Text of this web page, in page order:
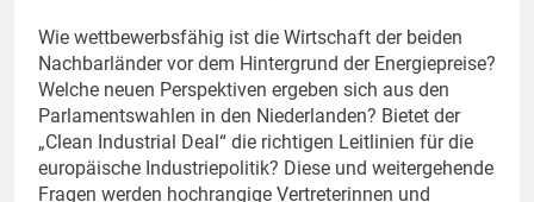
Wie wettbewerbsfähig ist die Wirtschaft der beiden
Nachbarländer vor dem Hintergrund der Energiepreise?
Welche neuen Perspektiven ergeben sich aus den
Parlamentswahlen in den Niederlanden? Bietet der
„Clean Industrial Deal“ die richtigen Leitlinien für die
europäische Industriepolitik? Diese und weitergehende
Fragen werden hochrangige Vertreterinnen und